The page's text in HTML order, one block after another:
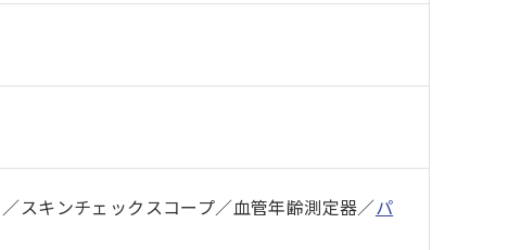
スキンチェックスコープ／血管年齢測定器／パ